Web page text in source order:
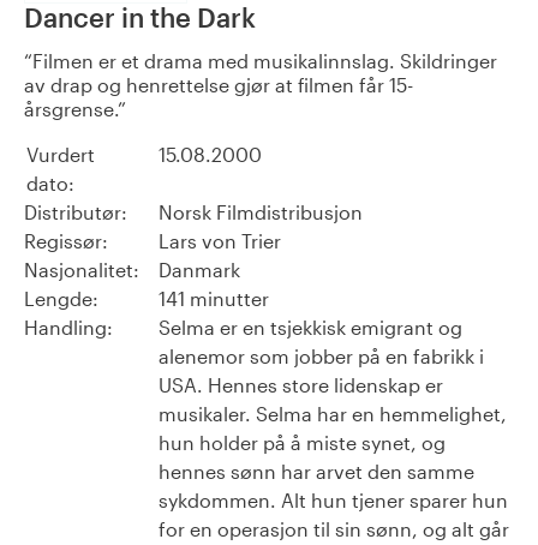
Dancer in the Dark
Filmen er et drama med musikalinnslag. Skildringer
av drap og henrettelse gjør at filmen får 15-
årsgrense.
Vurdert
dato:
15.08.2000
Distributør:
Norsk Filmdistribusjon
Regissør:
Lars von Trier
Nasjonalitet:
Danmark
Lengde:
141 minutter
Handling:
Selma er en tsjekkisk emigrant og
alenemor som jobber på en fabrikk i
USA. Hennes store lidenskap er
musikaler. Selma har en hemmelighet,
hun holder på å miste synet, og
hennes sønn har arvet den samme
sykdommen. Alt hun tjener sparer hun
for en operasjon til sin sønn, og alt går